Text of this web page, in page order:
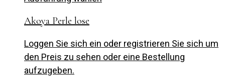
Akoya Perle lose
Loggen Sie sich ein oder registrieren Sie sich um
den Preis zu sehen oder eine Bestellung
aufzugeben.